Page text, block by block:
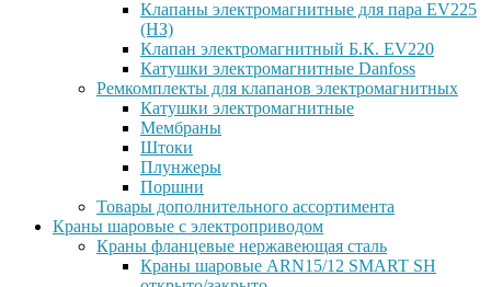
Клапаны электромагнитные для пара EV225
(НЗ)
Клапан электромагнитный Б.К. EV220
Катушки электромагнитные Danfoss
Ремкомплекты для клапанов электромагнитных
Катушки электромагнитные
Мембраны
Штоки
Плунжеры
Поршни
Товары дополнительного ассортимента
Краны шаровые с электроприводом
Краны фланцевые нержавеющая сталь
Краны шаровые ARN15/12 SMART SH